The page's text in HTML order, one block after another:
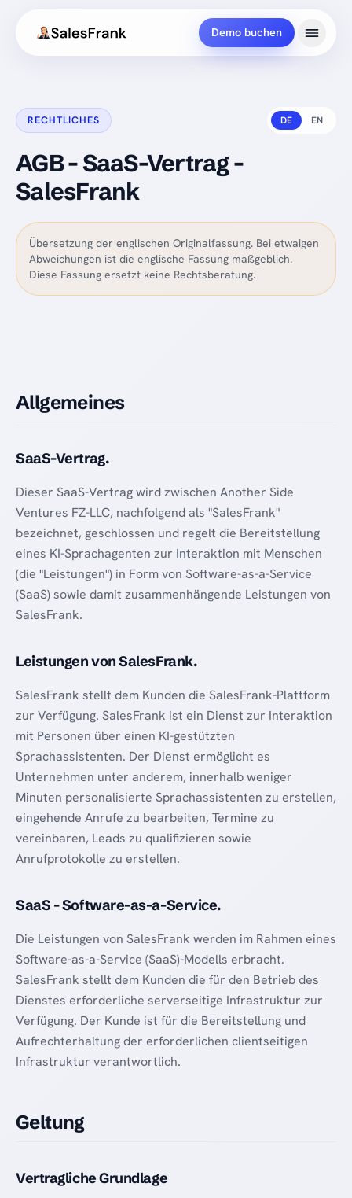
Demo buchen
RECHTLICHES DE EN
AGB - SaaS-Vertrag -
SalesFrank
Übersetzung der englischen Originalfassung. Bei etwaigen
Abweichungen ist die englische Fassung maßgeblich.
Diese Fassung ersetzt keine Rechtsberatung.
Allgemeines
SaaS-Vertrag.
Dieser SaaS-Vertrag wird zwischen Another Side
Ventures FZ-LLC, nachfolgend als "SalesFrank"
bezeichnet, geschlossen und regelt die Bereitstellung
eines KI-Sprachagenten zur Interaktion mit Menschen
(die "Leistungen") in Form von Software-as-a-Service
(SaaS) sowie damit zusammenhängende Leistungen von
SalesFrank.
Leistungen von SalesFrank.
SalesFrank stellt dem Kunden die SalesFrank-Plattform
zur Verfügung. SalesFrank ist ein Dienst zur Interaktion
mit Personen über einen KI-gestützten
Sprachassistenten. Der Dienst ermöglicht es
Unternehmen unter anderem, innerhalb weniger
Minuten personalisierte Sprachassistenten zu erstellen,
eingehende Anrufe zu bearbeiten, Termine zu
vereinbaren, Leads zu qualifizieren sowie
Anrufprotokolle zu erstellen.
SaaS - Software-as-a-Service.
Die Leistungen von SalesFrank werden im Rahmen eines
Software-as-a-Service (SaaS)-Modells erbracht.
SalesFrank stellt dem Kunden die für den Betrieb des
Dienstes erforderliche serverseitige Infrastruktur zur
Verfügung. Der Kunde ist für die Bereitstellung und
Aufrechterhaltung der erforderlichen clientseitigen
Infrastruktur verantwortlich.
Geltung
Vertragliche Grundlage